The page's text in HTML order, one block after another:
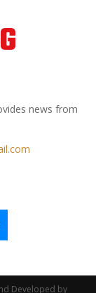
news from
Developed by